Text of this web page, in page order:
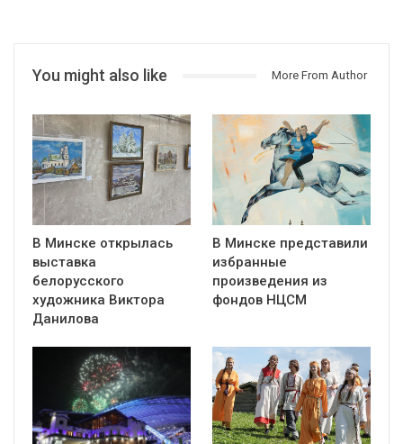
You might also like More From Author
В Минске открылась
выставка
белорусского
художника Виктора
Данилова
В Минске представили
избранные
произведения из
фондов НЦСМ